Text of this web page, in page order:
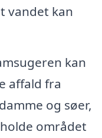
vandet kan
kan
affald fra
og søer,
området